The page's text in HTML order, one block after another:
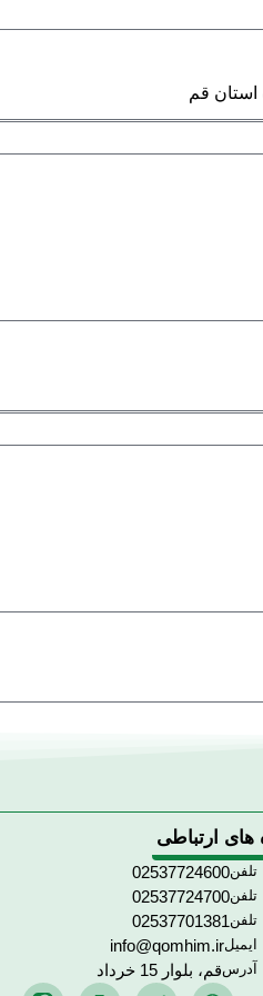
قم
های ارتباطی
تلفن02537724600
تلفن02537724700
تلفن02537701381
ایمیلinfo@qomhim.ir
آدرسقم، بلوار 15 خرداد